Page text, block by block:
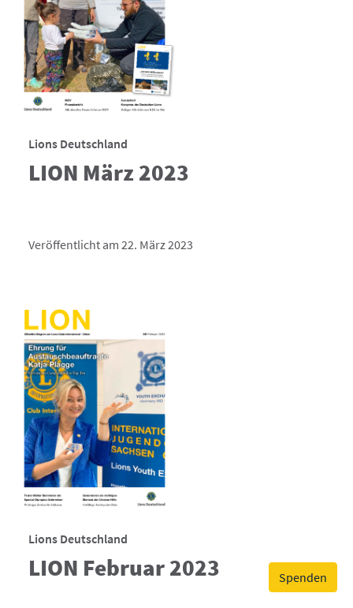
Spenden
Lions Deutschland
LION März 2023
Veröffentlicht am 22. März 2023
Lions Deutschland
LION Februar 2023